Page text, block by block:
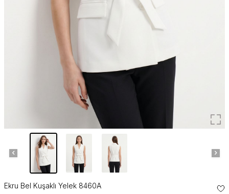
Ekru Bel Kuşaklı Yelek 8460A